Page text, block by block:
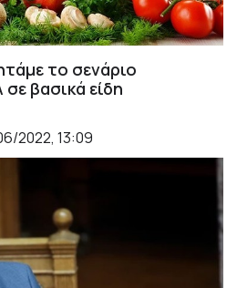
το σενάριο
βασικά είδη
2022, 13:09